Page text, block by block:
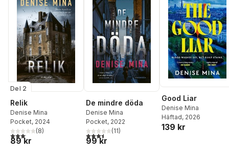
Del 2
Relik
Denise Mina
Pocket, 2024
3,1utav 5 stjärnor. Totalt antal röster:
(8)
89 kr
De mindre döda
Denise Mina
Pocket, 2022
3,5utav 5 stjärnor. Totalt antal röster:
(11)
99 kr
Good Liar
Denise Mina
Häftad, 2026
139 kr